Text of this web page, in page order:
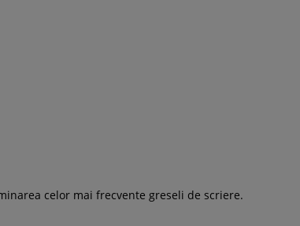
celor mai frecvente greseli de scriere.